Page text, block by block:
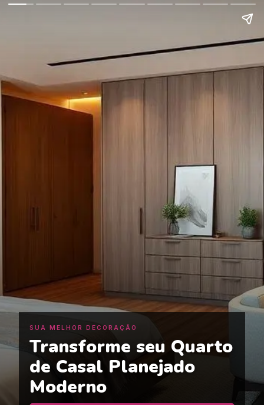
SUA MELHOR DECORAÇÃO
Transforme seu Quarto
de Casal Planejado
Moderno